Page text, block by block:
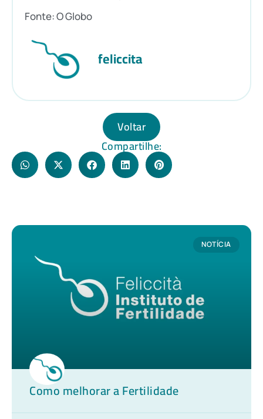
Fonte: O Globo
feliccita
Voltar
Compartilhe:
NOTÍCIA
Como melhorar a Fertilidade